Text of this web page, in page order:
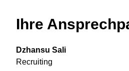
Ihre
Dzhansu Sali
Recruiting